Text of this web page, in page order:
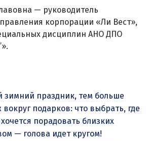
— руководитель
корпорации «Ли Вест»,
дисциплин АНО ДПО
.
зимний праздник, тем больше
подарков: что выбрать, где
порадовать близких
— голова идет кругом!